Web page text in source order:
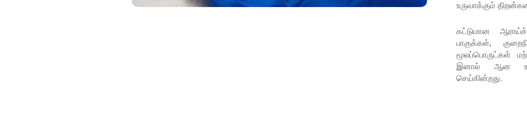
உருவாக்கும்
கட்டுமான
பாகுக்கள்,
மூலப்பொருட்கள்
இனால் ஆன
செய்கின்றது.